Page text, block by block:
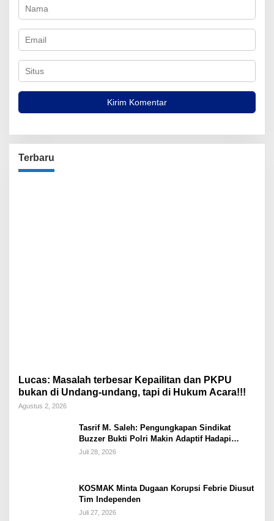
Terbaru
Lucas: Masalah terbesar Kepailitan dan PKPU
bukan di Undang-undang, tapi di Hukum Acara!!!
Agustus 2, 2026
Tasrif M. Saleh: Pengungkapan Sindikat
Buzzer Bukti Polri Makin Adaptif Hadapi
Kejahatan Digital
Juli 28, 2026
KOSMAK Minta Dugaan Korupsi Febrie Diusut
Tim Independen
Juli 27, 2026